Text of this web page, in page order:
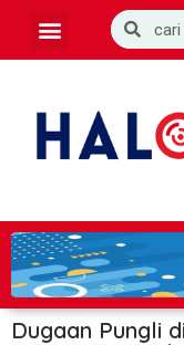
Dugaan Pungli